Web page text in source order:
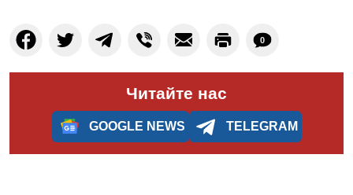
0
Читайте нас
GOOGLE NEWS TELEGRAM